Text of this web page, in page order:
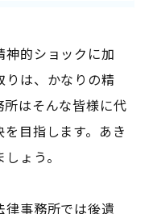
神的ショックに加
りは、かなりの精
はそんな皆様に代
目指します。あき
ょう。
律事務所では後遺